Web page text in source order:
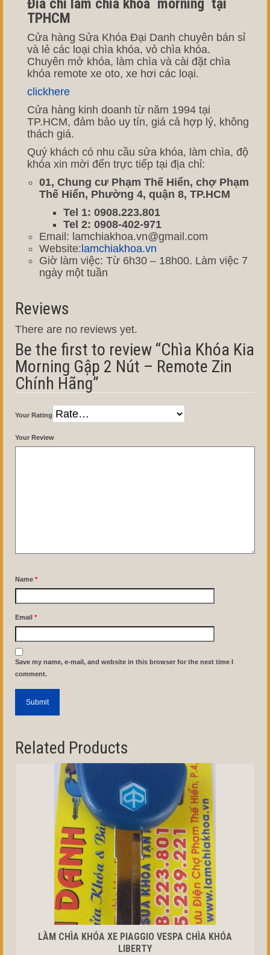
Đia chi làm chìa khóa morning tại
TPHCM
Cửa hàng Sửa Khóa Đại Danh chuyên bán sỉ
và lẻ các loại chìa khóa, vỏ chìa khóa.
Chuyên mở khóa, làm chìa và cài đặt chìa
khóa remote xe oto, xe hơi các loại.
clickhere
Cửa hàng kinh doanh từ năm 1994 tại
TP.HCM, đảm bảo uy tín, giá cả hợp lý, không
thách giá.
Quý khách có nhu cầu sửa khóa, làm chìa, độ
khóa xin mời đến trực tiếp tại địa chỉ:
01, Chung cư Phạm Thế Hiển, chợ Phạm
Thế Hiển, Phường 4, quận 8, TP.HCM
Tel 1: 0908.223.801
Tel 2: 0908-402-971
Email: lamchiakhoa.vn@gmail.com
Website: lamchiakhoa.vn
Giờ làm việc: Từ 6h30 – 18h00. Làm việc 7
ngày một tuần
Reviews
There are no reviews yet.
Be the first to review “Chìa Khóa Kia
Morning Gập 2 Nút – Remote Zin
Chính Hãng”
Your Rating
Your Review
Name *
Email *
Save my name, e-mail, and website in this browser for the next time I
comment.
Related Products
LÀM CHÌA KHÓA XE PIAGGIO VESPA CHÌA KHÓA
LIBERTY